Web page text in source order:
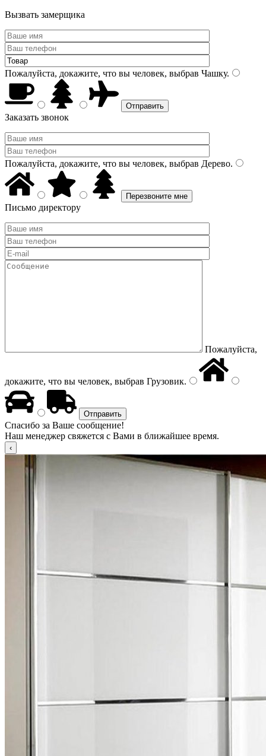
Вызвать замерщика
Пожалуйста, докажите, что вы человек, выбрав Чашку.
Заказать звонок
Пожалуйста, докажите, что вы человек, выбрав Дерево.
Письмо директору
Пожалуйста,
докажите, что вы человек, выбрав Грузовик.
Спасибо за Ваше сообщение!
Наш менеджер свяжется с Вами в ближайшее время.